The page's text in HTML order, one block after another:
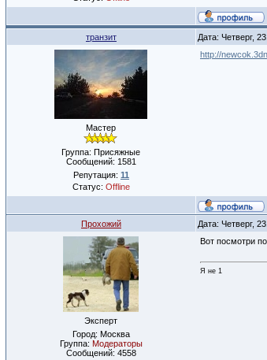
транзит Дата: Четверг,
Мастер
Группа: Присяжные
Сообщений: 1581
Репутация: 11
Статус: Offline
http://
Прохожий Дата: Четверг,
Эксперт
Город: Москва
Группа: Модераторы
Сообщений: 4558
Вот посмотри по
Я не 1